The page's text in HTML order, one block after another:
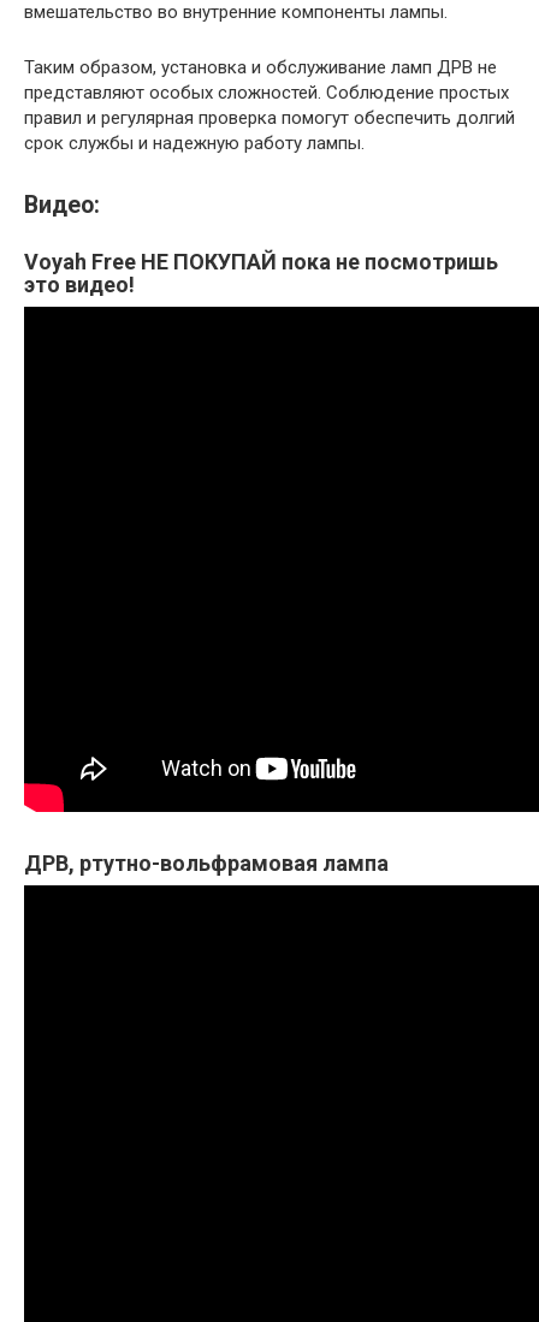
вмешательство во внутренние компоненты лампы.
Таким образом, установка и обслуживание ламп ДРВ не
представляют особых сложностей. Соблюдение простых
правил и регулярная проверка помогут обеспечить долгий
срок службы и надежную работу лампы.
Видео:
Voyah Free НЕ ПОКУПАЙ пока не посмотришь
это видео!
ДРВ, ртутно-вольфрамовая лампа